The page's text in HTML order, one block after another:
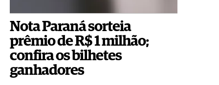
Nota Paraná sorteia
prêmio de R$ 1 milhão;
confira os bilhetes
ganhadores